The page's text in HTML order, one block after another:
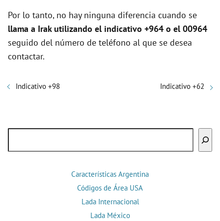
Por lo tanto, no hay ninguna diferencia cuando se
llama a Irak utilizando el indicativo +964 o el 00964
seguido del número de teléfono al que se desea
contactar.
Indicativo +98 Indicativo +62
Características Argentina
Códigos de Área USA
Lada Internacional
Lada México